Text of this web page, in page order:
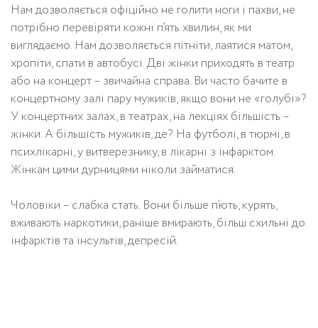
Нам дозволяється офіційно не голити ноги і пахви, не
потрібно перевіряти кожні п’ять хвилин, як ми
виглядаємо. Нам дозволяється пітніти, лаятися матом,
хропіти, спати в автобусі. Дві жінки приходять в театр
або на концерт – звичайна справа. Ви часто бачите в
концертному залі пару мужиків, якщо вони не «голубі»?
У концертних залах, в театрах, на лекціях більшість –
жінки. А більшість мужиків, де? На футболі, в тюрмі, в
психлікарні, у витверезнику, в лікарні з інфарктом.
Жінкам цими дурницями ніколи займатися.
Чоловіки – слабка стать. Вони більше п’ють, курять,
вживають наркотики, раніше вмирають, більш схильні до
інфарктів та інсультів, депресій.